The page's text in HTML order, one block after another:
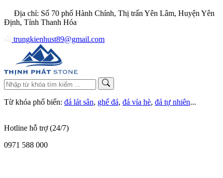
Địa chỉ: Số 70 phố Hành Chính, Thị trấn Yên Lâm, Huyện Yên
Định, Tỉnh Thanh Hóa
trungkienhust89@gmail.com
Từ khóa phổ biến: đá lát sân, ghế đá, đá vỉa hè, đá tự nhiên...
Hotline hỗ trợ (24/7)
0971 588 000